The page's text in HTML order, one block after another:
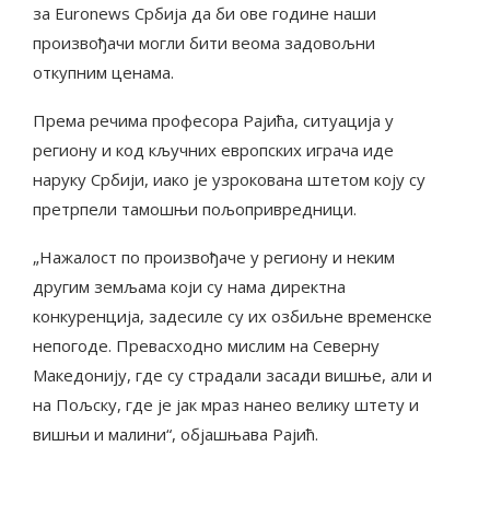
за Euronews Србија да би ове године наши
произвођачи могли бити веома задовољни
откупним ценама.
Према речима професора Рајића, ситуација у
региону и код кључних европских играча иде
наруку Србији, иако је узрокована штетом коју су
претрпели тамошњи пољопривредници.
„Нажалост по произвођаче у региону и неким
другим земљама који су нама директна
конкуренција, задесиле су их озбиљне временске
непогоде. Превасходно мислим на Северну
Македонију, где су страдали засади вишње, али и
на Пољску, где је јак мраз нанео велику штету и
вишњи и малини“, објашњава Рајић.